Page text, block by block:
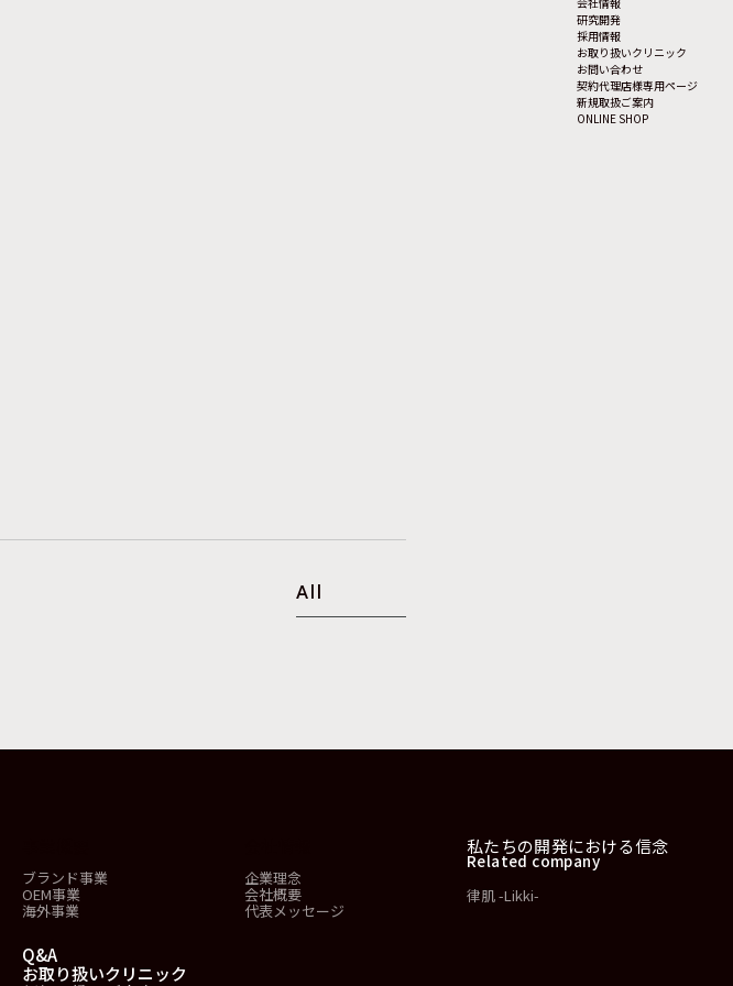
研究開発
採用情報
お取り扱いクリニック
お問い合わせ
契約代理店様専用ページ
新規取扱ご案内
ONLINE SHOP
All
ブランド事業
OEM事業
海外事業
企業理念
会社概要
代表メッセージ
私たちの開発における信念
Related company
律肌 -Likki-
Q&A
お取り扱いクリニック